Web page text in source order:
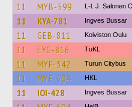
11 MYB-599 L-l. J. Salonen
11 KYA-781 Ingves Bussar
11 GEB-811 Koiviston Oulu
11 EYG-816 TuKL
11 MYF-342 Turun Citybus
11 MYF-604 HKL
11 IOI-428 Ingves Bussar